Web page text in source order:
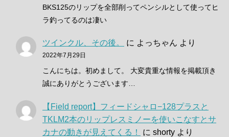
BKS125のリップを全部削ってペンシルとして使ってヒ
ラ釣ってるのは凄い
ツインクル、その後。 に よっちゃん より
2022年7月29日
こんにちは。初めまして。 大変貴重な情報を掲載頂き
誠にありがとうございます…
【Field report】フィードシャロ−128プラスと
TKLM2本のリップレスミノーを使いこなすとサ
カナの動きが見えてくる！
に shorty より